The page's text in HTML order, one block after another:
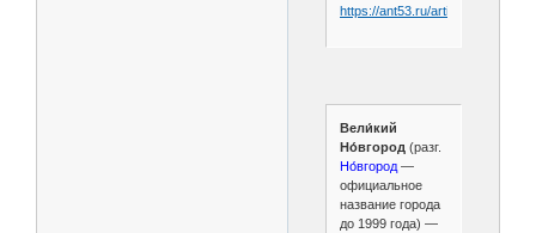
https://ant53.ru/article/190/
Вели́кий
Но́вгород (разг.
Но́вгород —
официальное
название города
до 1999 года) —